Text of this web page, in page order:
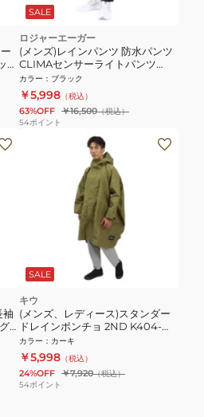
ク
SALE
ロジャーエーガー
(メンズ)レインパンツ 防水パンツ
CLIMAセンサーライトパンツ
RE23SHY5610025BLK ブラック
透湿防水
カラー ： ブラック
￥5,998 （税込）
63%OFF ￥16,500（税込）
54ポイント
袖
SALE
キウ
(メンズ、レディース)スタンダー
ドレインポンチョ 2ND K404-
906 カーキ
カラー ： カーキ
￥5,998 （税込）
24%OFF ￥7,920（税込）
54ポイント